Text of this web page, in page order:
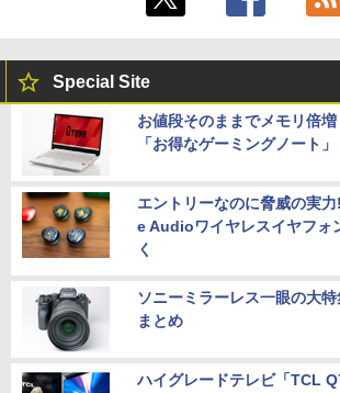
Special Site
お値段そのままでメモリ倍
「お得なゲーミングノート」
エントリーなのに脅威の実
e Audioワイヤレスイヤフォ
く
ソニーミラーレス一眼の大
まとめ
ハイグレードテレビ「TCL